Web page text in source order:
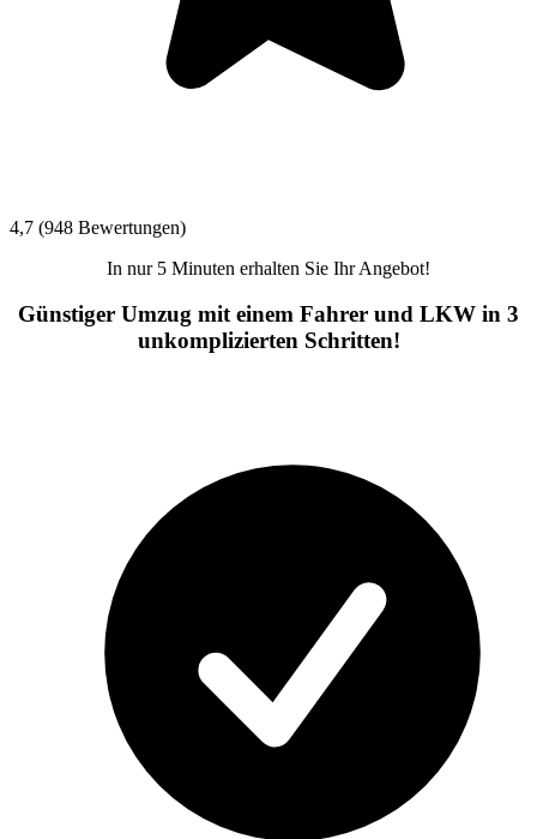
4,7 (948 Bewertungen)
In nur 5 Minuten erhalten Sie Ihr Angebot!
Günstiger Umzug mit einem Fahrer und LKW in 3
unkomplizierten Schritten!